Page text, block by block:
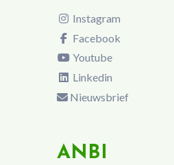
Instagram
Facebook
Youtube
Linkedin
Nieuwsbrief
ANBI